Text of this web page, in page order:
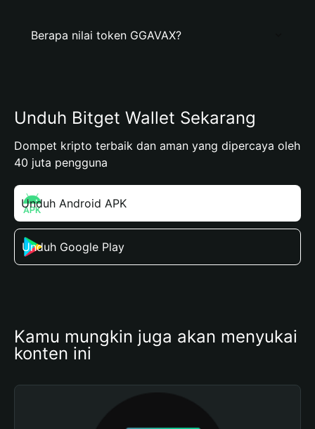
Berapa nilai token GGAVAX?
Unduh Bitget Wallet Sekarang
Dompet kripto terbaik dan aman yang dipercaya oleh
40 juta pengguna
Unduh Android APK
Unduh Google Play
Kamu mungkin juga akan menyukai
konten ini